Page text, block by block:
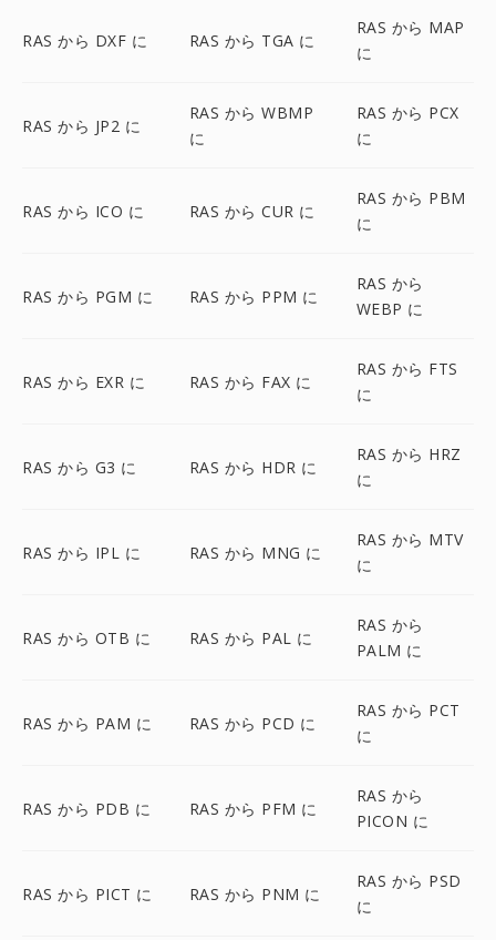
RAS から DXF に RAS から TGA に
RAS から MAP
に
RAS から JP2 に
RAS から WBMP
に
RAS から PCX
に
RAS から ICO に RAS から CUR に
RAS から PBM
に
RAS から PGM に RAS から PPM に
RAS から
WEBP に
RAS から EXR に RAS から FAX に
RAS から FTS
に
RAS から G3 に RAS から HDR に
RAS から HRZ
に
RAS から IPL に RAS から MNG に
RAS から MTV
に
RAS から OTB に RAS から PAL に
RAS から
PALM に
RAS から PAM に RAS から PCD に
RAS から PCT
に
RAS から PDB に RAS から PFM に
RAS から
PICON に
RAS から PICT に RAS から PNM に
RAS から PSD
に